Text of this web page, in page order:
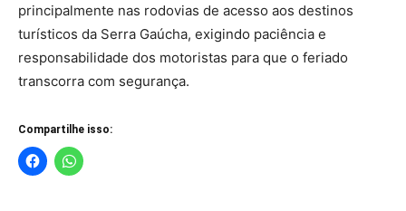
principalmente nas rodovias de acesso aos destinos
turísticos da Serra Gaúcha, exigindo paciência e
responsabilidade dos motoristas para que o feriado
transcorra com segurança.
Compartilhe isso: